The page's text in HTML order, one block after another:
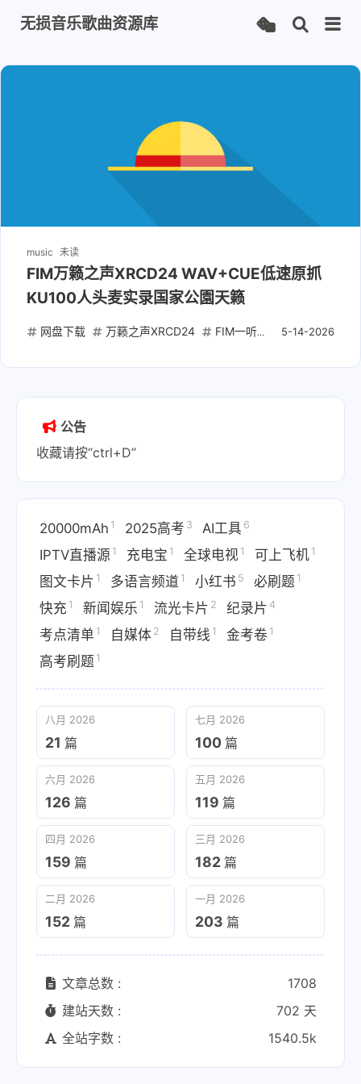
无损音乐歌曲资源库
music 未读
FIM万籁之声XRCD24 WAV+CUE低速原抓
KU100人头麦实录国家公園天籁
5-14-2026
网盘下载 万籁之声XRCD24 FIM一听钟情 KU100人头
公告
收藏请按“ctrl+D”
20000mAh 1 2025高考 3 AI工具 6
IPTV直播源 1 充电宝 1 全球电视 1 可上飞机 1
图文卡片 1 多语言频道 1 小红书 5 必刷题 1
快充 1 新闻娱乐 1 流光卡片 2 纪录片 4
考点清单 1 自媒体 2 自带线 1 金考卷 1
高考刷题 1
八月 2026
21 篇
七月 2026
100 篇
六月 2026
126 篇
五月 2026
119 篇
四月 2026
159 篇
三月 2026
182 篇
二月 2026
152 篇
一月 2026
203 篇
文章总数 :
1708
建站天数 :
702 天
全站字数 :
1540.5k